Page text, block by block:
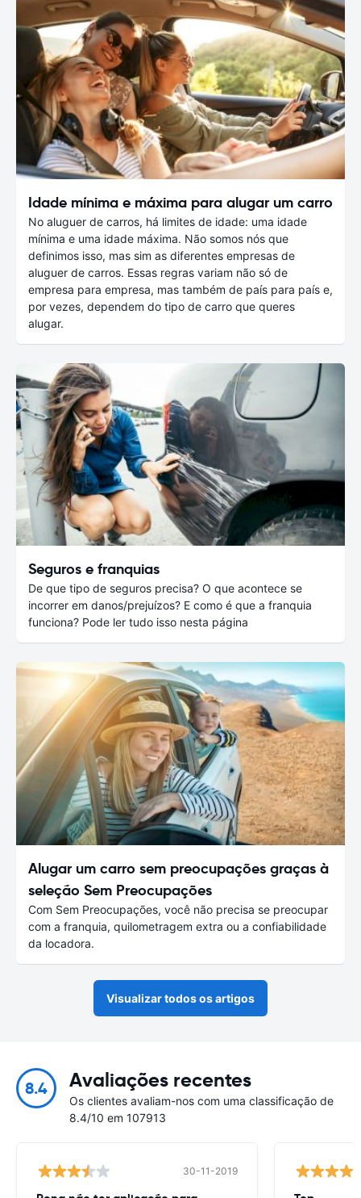
Idade mínima e máxima para alugar um carro
No aluguer de carros, há limites de idade: uma idade
mínima e uma idade máxima. Não somos nós que
definimos isso, mas sim as diferentes empresas de
aluguer de carros. Essas regras variam não só de
empresa para empresa, mas também de país para país e,
por vezes, dependem do tipo de carro que queres
alugar.
Seguros e franquias
De que tipo de seguros precisa? O que acontece se
incorrer em danos/prejuízos? E como é que a franquia
funciona? Pode ler tudo isso nesta página
Alugar um carro sem preocupações graças à
seleção Sem Preocupações
Com Sem Preocupações, você não precisa se preocupar
com a franquia, quilometragem extra ou a confiabilidade
da locadora.
Visualizar todos os artigos
8.4 Avaliações recentes
Os clientes avaliam-nos com uma classificação de
8.4/10 em 107913
30-11-2019